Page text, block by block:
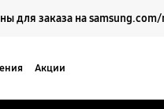
для заказа на
Акции